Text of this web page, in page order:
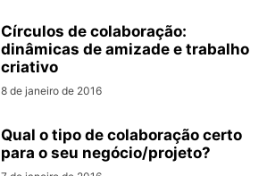
Círculos de colaboração:
dinâmicas de amizade e trabalho
criativo
8 de janeiro de 2016
Qual o tipo de colaboração certo
para o seu negócio/projeto?